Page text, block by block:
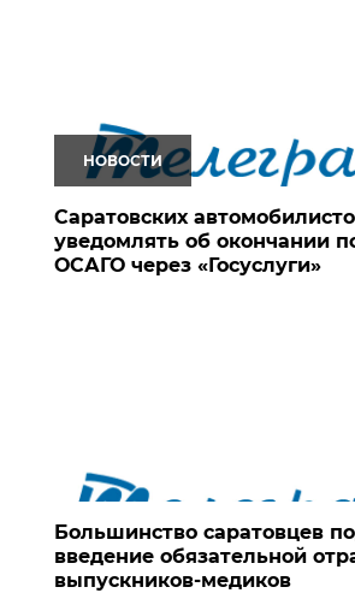
НОВОСТИ
Саратовских
уведомлять об окончании
ОСАГО через «Госуслуги»
Большинство саратовцев
введение обязательной
выпускников-медиков